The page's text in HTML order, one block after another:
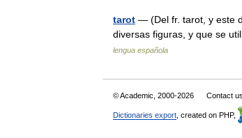
tarot — (Del fr. tarot, y este
diversas figuras, y que se
lengua española
© Academic, 2000-2026 Contact
Dictionaries export , created on PHP,